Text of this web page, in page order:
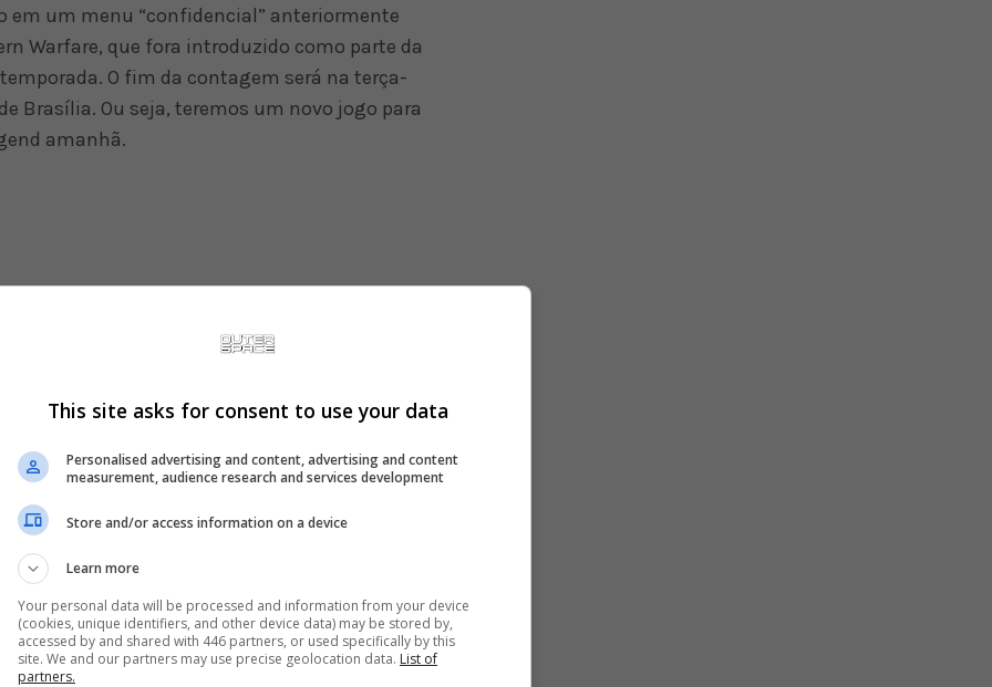
em um menu “confidencial” anteriormente
Warfare, que fora introduzido como parte da
O fim da contagem será na terça-
Brasília. Ou seja, teremos um novo jogo para
amanhã.
independente de graça, com a opção dos
para a versão completa de Modern Warfare.
iniciais como manutenção de itens e
This site asks for consent to use your data
Personalised advertising and content, advertising and content
measurement, audience research and services development
Store and/or access information on a device
Learn more
Your personal data will be processed and information from your device
(cookies, unique identifiers, and other device data) may be stored by,
accessed by and shared with 446 partners, or used specifically by this
site. We and our partners may use precise geolocation data. List of
partners.